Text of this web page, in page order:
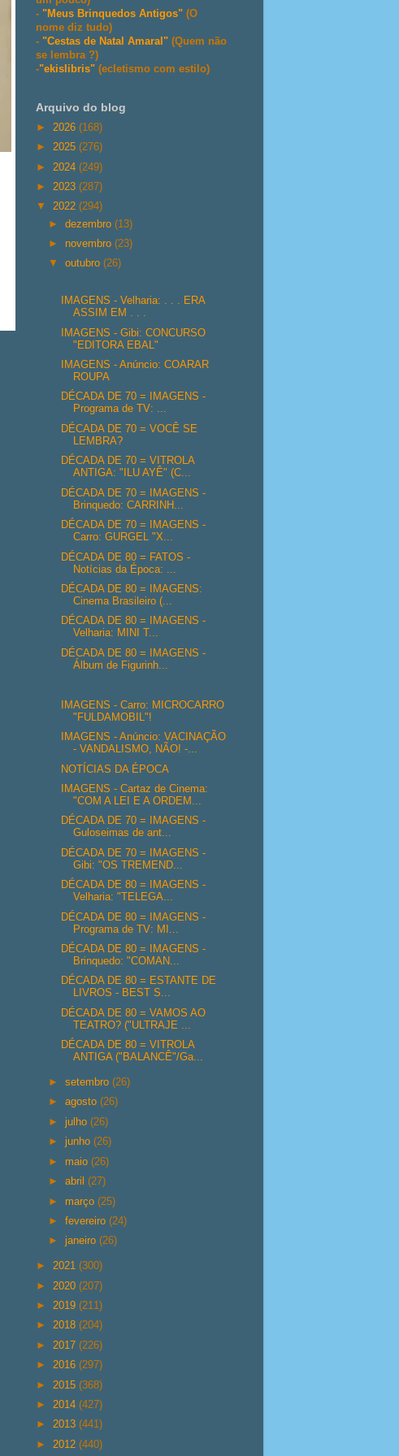
- "Meus Brinquedos Antigos" (O
nome diz tudo)
- "Cestas de Natal Amaral" (Quem não
se lembra ?)
-"ekislibris" (ecletismo com estilo)
Arquivo do blog
► 2026 (168)
► 2025 (276)
► 2024 (249)
► 2023 (287)
▼ 2022 (294)
►dezembro(13)
► novembro(23)
▼outubro(26)
IMAGENS - Velharia: . . . ERA
ASSIM EM . . .
IMAGENS - Gibi: CONCURSO
"EDITORA EBAL"
IMAGENS - Anúncio: COARAR
ROUPA
DÉCADA DE 70 = IMAGENS -
Programa de TV: ...
DÉCADA DE 70 = VOCÊ SE
LEMBRA?
DÉCADA DE 70 = VITROLA
ANTIGA: "ILU AYÊ" (C...
DÉCADA DE 70 = IMAGENS -
Brinquedo: CARRINH...
DÉCADA DE 70 = IMAGENS -
Carro: GURGEL "X...
DÉCADA DE 80 = FATOS -
Notícias da Época: ...
DÉCADA DE 80 = IMAGENS:
Cinema Brasileiro (...
DÉCADA DE 80 = IMAGENS -
Velharia: MINI T...
DÉCADA DE 80 = IMAGENS -
Álbum de Figurinh...
IMAGENS - Carro: MICROCARRO
"FULDAMOBIL"!
IMAGENS - Anúncio: VACINAÇÃO
- VANDALISMO, NÃO! -...
NOTÍCIAS DA ÉPOCA
IMAGENS - Cartaz de Cinema:
"COM A LEI E A ORDEM...
DÉCADA DE 70 = IMAGENS -
Guloseimas de ant...
DÉCADA DE 70 = IMAGENS -
Gibi: "OS TREMEND...
DÉCADA DE 80 = IMAGENS -
Velharia: "TELEGA...
DÉCADA DE 80 = IMAGENS -
Programa de TV: MI...
DÉCADA DE 80 = IMAGENS -
Brinquedo: "COMAN...
DÉCADA DE 80 = ESTANTE DE
LIVROS - BEST S...
DÉCADA DE 80 = VAMOS AO
TEATRO? ("ULTRAJE ...
DÉCADA DE 80 = VITROLA
ANTIGA ("BALANCÊ"/Ga...
►setembro(26)
►agosto(26)
►julho(26)
►junho(26)
► maio(26)
►abril(27)
► março(25)
►fevereiro(24)
►janeiro(26)
► 2021 (300)
► 2020 (207)
► 2019 (211)
► 2018 (204)
► 2017 (226)
► 2016 (297)
► 2015 (368)
► 2014 (427)
► 2013 (441)
► 2012 (440)